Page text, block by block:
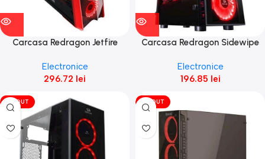
Carcasa Redragon Jetfire
Electronice
296.72 lei
Carcasa Redragon Sidewipe
Electronice
196.85 lei
VÎNDUT VÎNDUT